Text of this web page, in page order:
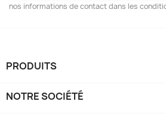
nos informations de contact dans les
PRODUITS
NOTRE SOCIÉTÉ